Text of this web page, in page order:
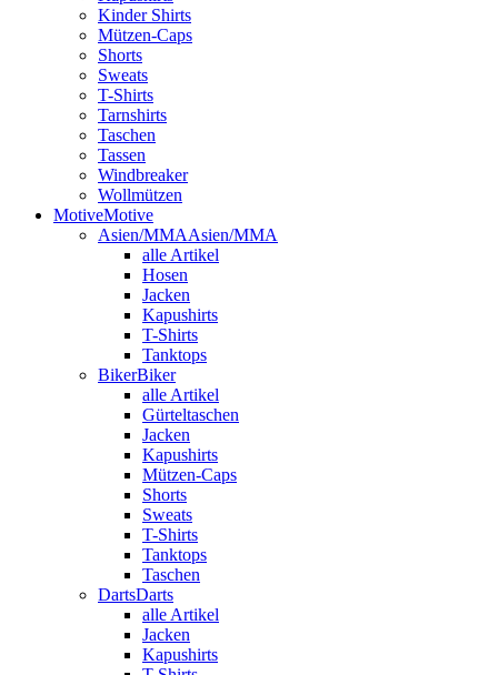
Kinder Shirts
Mützen-Caps
Shorts
Sweats
T-Shirts
Tarnshirts
Taschen
Tassen
Windbreaker
Wollmützen
MotiveMotive
Asien/MMAAsien/MMA
alle Artikel
Hosen
Jacken
Kapushirts
T-Shirts
Tanktops
BikerBiker
alle Artikel
Gürteltaschen
Jacken
Kapushirts
Mützen-Caps
Shorts
Sweats
T-Shirts
Tanktops
Taschen
DartsDarts
alle Artikel
Jacken
Kapushirts